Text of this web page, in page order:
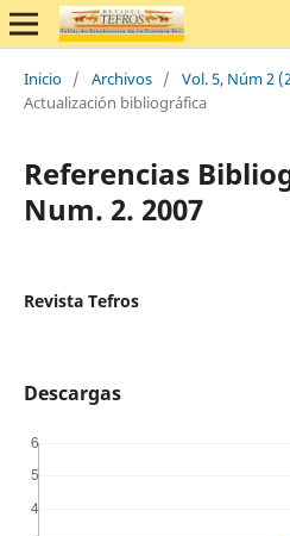
Inicio / Archivos / Vol. 5, Núm 2
Actualización bibliográfica
Referencias
Num. 2. 2007
Revista Tefros
Descargas